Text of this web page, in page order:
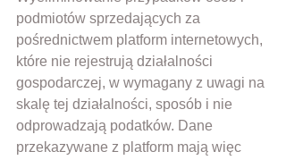
podmiotów sprzedających za
pośrednictwem platform internetowych,
które nie rejestrują działalności
gospodarczej, w wymagany z uwagi na
skalę tej działalności, sposób i nie
odprowadzają podatków. Dane
przekazywane z platform mają więc